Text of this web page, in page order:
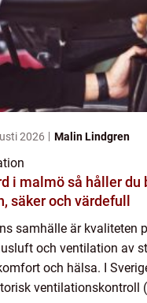
2026 Malin Lindgren
så håller du bilen
säker och värdefull
samhälle är kvaliteten
och ventilation av
och hälsa. I
ventilationskontroll